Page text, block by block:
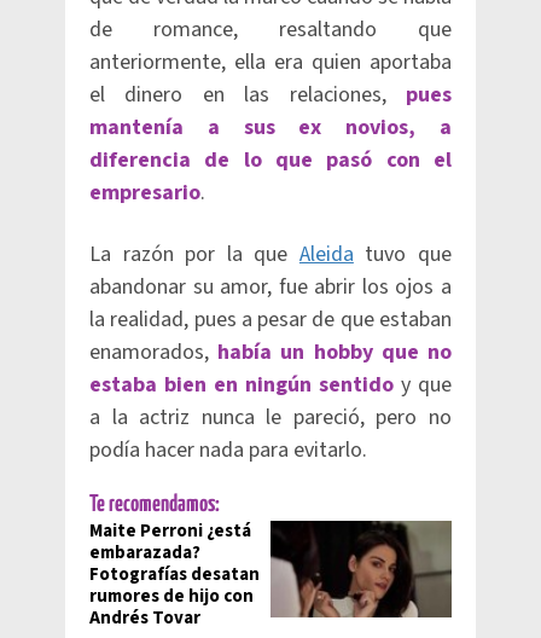
de romance, resaltando que
anteriormente, ella era quien aportaba
el dinero en las relaciones,pues
mantenía a sus ex novios, a
diferencia de lo que pasó con el
empresario.
La razón por la queAleidatuvo que
abandonar su amor, fue abrir los ojos a
la realidad, pues a pesar de que estaban
enamorados, había un hobby que no
estaba bien en ningún sentido y que
a la actriz nunca le pareció, pero no
podía hacer nada para evitarlo.
Te recomendamos:
Maite Perroni ¿está
embarazada?
Fotografías desatan
rumores de hijo con
Andrés Tovar